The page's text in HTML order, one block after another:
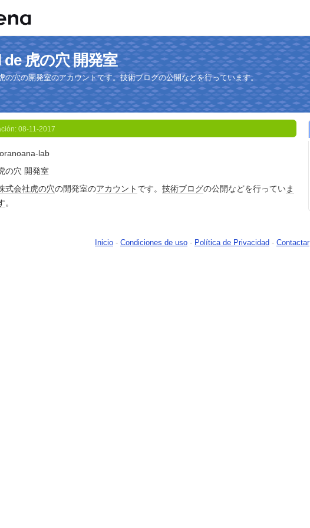
de 虎の穴 開発室
の穴の開発室のアカウントです。技術ブログの公開などを行っています。
08-11-2017
lab
の穴 開発室
式会社虎の穴の開発室のアカウント です。 技術ブログの公開などを行っていま
。
Inicio - Condiciones de uso - Política de Privacidad - Contactar